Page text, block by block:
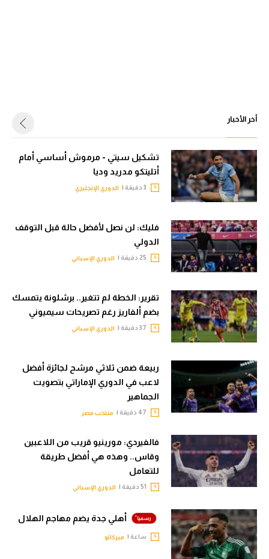
أخر الأخبار
تشكيل سيتي - مرموش أساسي أمام
أتليتكو مدريد وديا
الدوري الإنجليزي
فليك: لن نصل لأفضل حالة قبل التوقف
الدولي
الدوري الإسباني
تقرير: الخطة لم تتغير.. برشلونة يتمسك
بضم ألفاريز رغم تصريحات سيميوني
الدوري الإسباني
ربيعة ضمن ثلاثي مرشح لجائزة أفضل
لاعب في الدوري الإماراتي بتصويت
الجماهير
منتخب مصر
فالفيردي: مورينيو قريب من اللاعبين
وقاس.. وهذه هي أفضل طريقة
للتعامل
الدوري الإسباني
أهلي جدة يضم مهاجم الهلال
ساعة | ميركاتو